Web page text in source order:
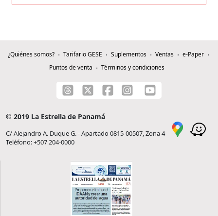
¿Quiénes somos? Tarifario GESE Suplementos Ventas
e-Paper
Puntos de venta
Términos y condiciones
© 2019 La Estrella de Panamá
C/ Alejandro A. Duque G. - Apartado 0815-00507, Zona 4
Teléfono: +507 204-0000